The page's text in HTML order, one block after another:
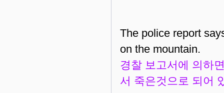
The police report
on the mountain.
경찰 보고서에 의하
서 죽은것으로 되어